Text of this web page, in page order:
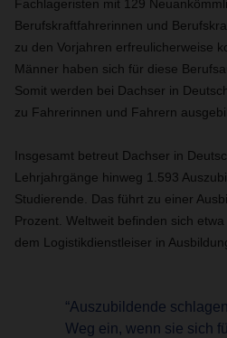
Fachlageristen mit 129
Berufskraftfahrerinnen und
zu den Vorjahren erfreulicherweise
Männer haben sich für diese
Somit werden bei Dachser in
zu Fahrerinnen und Fahrern
Insgesamt betreut Dachser in
Lehrjahrgänge hinweg 1.593
Studierende. Das führt zu einer
Prozent. Weltweit befinden sich
dem Logistikdienstleiser in
“Auszubildende
Weg ein, wenn sie sich